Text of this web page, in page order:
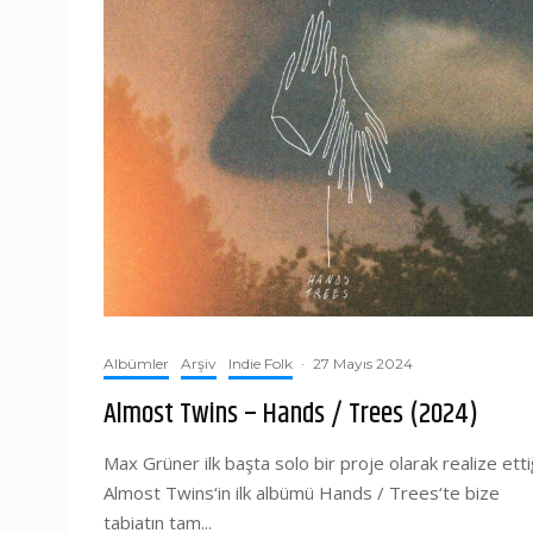
Albümler Arşiv Indie Folk · 27 Mayıs 2024
Almost Twins – Hands / Trees (2024)
Max Grüner ilk başta solo bir proje olarak realize
Almost Twins‘in ilk albümü Hands / Trees‘te bize
tabiatın tam...